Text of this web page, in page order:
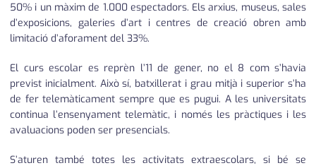
50% i un màxim de 1.000 espectadors. Els arxius, museus, sales
d’exposicions, galeries d’art i centres de creació obren amb
limitació d’aforament del 33%.
El curs escolar es reprèn l’11 de gener, no el 8 com s’havia
previst inicialment. Això sí, batxillerat i grau mitjà i superior s’ha
de fer telemàticament sempre que es pugui. A les universitats
continua l’ensenyament telemàtic, i només les pràctiques i les
avaluacions poden ser presencials.
S’aturen també totes les activitats extraescolars, si bé se